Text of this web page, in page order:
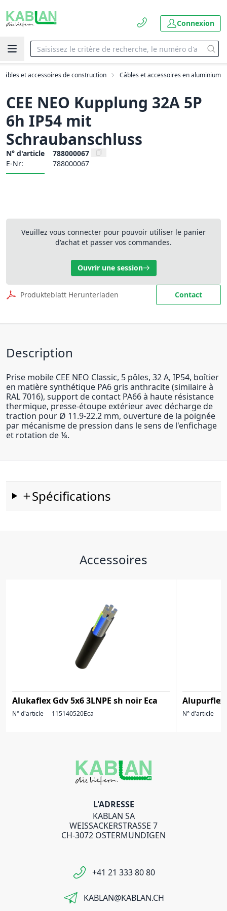
Connexion
Câbles et accessoires de construction Câbles et accessoires en aluminium
CEE NEO Kupplung 32A 5P
6h IP54 mit
Schraubanschluss
N° d'article
788000067
E-Nr:
788000067
Veuillez vous connecter pour pouvoir utiliser le panier
d'achat et passer vos commandes.
Ouvrir une session
Produkteblatt Herunterladen Contact
Description
Prise mobile CEE NEO Classic, 5 pôles, 32 A, IP54, boîtier
en matière synthétique PA6 gris anthracite (similaire à
RAL 7016), support de contact PA66 à haute résistance
thermique, presse-étoupe extérieur avec décharge de
traction pour Ø 11.9-22.2 mm, ouverture de la poignée
par mécanisme de pression dans le sens de l'enfichage
et rotation de ⅛.
Spécifications
Accessoires
Alukaflex Gdv 5x6 3LNPE sh noir Eca
N° d'article 115140520Eca
Alupurflex
N° d'article
L'ADRESSE
KABLAN SA
WEISSACKERSTRASSE 7
CH-3072 OSTERMUNDIGEN
+41 21 333 80 80
KABLAN@KABLAN.CH